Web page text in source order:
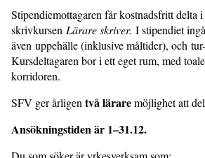
Stipendiemottagaren får kostnadsfritt delta
skrivkursen Lärare skriver. I stipendiet
även uppehälle (inklusive måltider), och
Kursdeltagaren bor i ett eget rum, med
korridoren.
SFV ger årligen två läraremöjlighet att
Ansökningstiden är 1–31.12.